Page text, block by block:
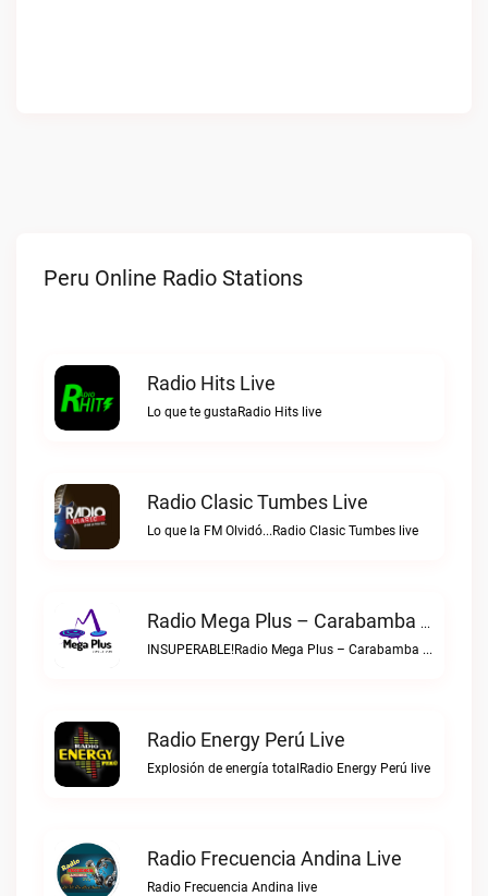
Peru Online Radio Stations
Radio Hits Live
Lo que te gustaRadio Hits live
Radio Clasic Tumbes Live
Lo que la FM Olvidó...Radio Clasic Tumbes live
Radio Mega Plus – Carabamba Live
INSUPERABLE!Radio Mega Plus – Carabamba live
Radio Energy Perú Live
Explosión de energía totalRadio Energy Perú live
Radio Frecuencia Andina Live
Radio Frecuencia Andina live